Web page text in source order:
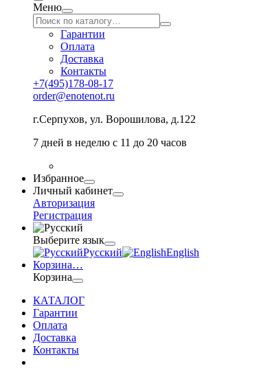
Меню
Гарантии
Оплата
Доставка
Контакты
+7(495)178-08-17
order@enotenot.ru
г.Серпухов, ул. Ворошилова, д.122
7 дней в неделю с 11 до 20 часов
Избранное
Личный кабинет
Авторизация
Регистрация
Выберите язык
Русский
English
Корзина…
Корзина
КАТАЛОГ
Гарантии
Оплата
Доставка
Контакты